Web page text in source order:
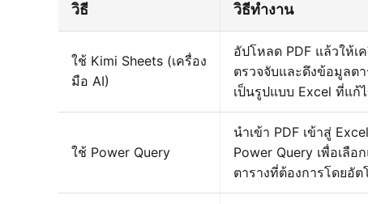
วิธี วิธีทำงาน
ใช้ Kimi Sheets (เครื่อง
มือ AI)
อัปโหลด PDF แล้วให้เ
ตรวจจับและดึงข้อมูลต
เป็นรูปแบบ Excel ที่แก้
ใช้ Power Query
นำเข้า PDF เข้าสู่
Power Query เพื่อเลือ
ตารางที่ต้องการโดยอั